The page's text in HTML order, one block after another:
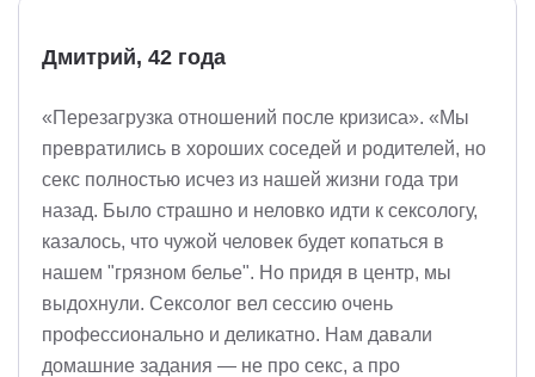
Дмитрий, 42 года
«Перезагрузка отношений после кризиса». «Мы
превратились в хороших соседей и родителей, но
секс полностью исчез из нашей жизни года три
назад. Было страшно и неловко идти к сексологу,
казалось, что чужой человек будет копаться в
нашем "грязном белье". Но придя в центр, мы
выдохнули. Сексолог вел сессию очень
профессионально и деликатно. Нам давали
домашние задания — не про секс, а про